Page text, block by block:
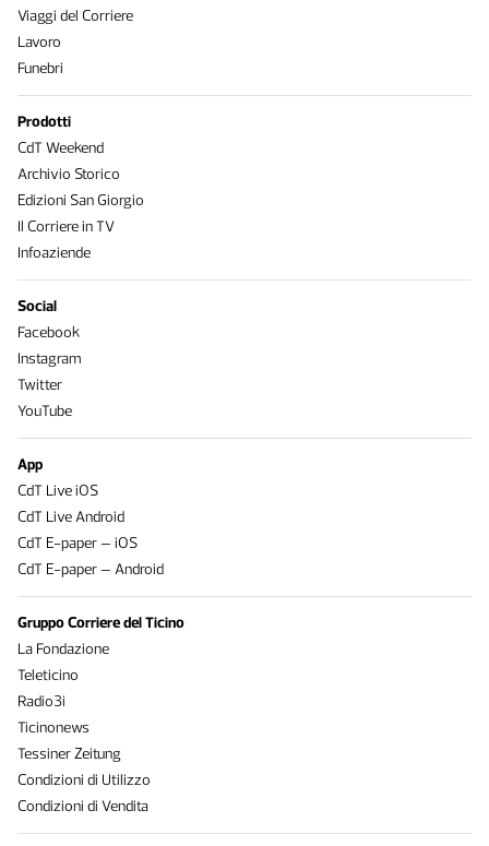
Viaggi del Corriere
Lavoro
Funebri
Prodotti
CdT Weekend
Archivio Storico
Edizioni San Giorgio
Il Corriere in TV
Infoaziende
Social
Facebook
Instagram
Twitter
YouTube
App
CdT Live iOS
CdT Live Android
CdT E-paper – iOS
CdT E-paper – Android
Gruppo Corriere del Ticino
La Fondazione
Teleticino
Radio3i
Ticinonews
Tessiner Zeitung
Condizioni di Utilizzo
Condizioni di Vendita